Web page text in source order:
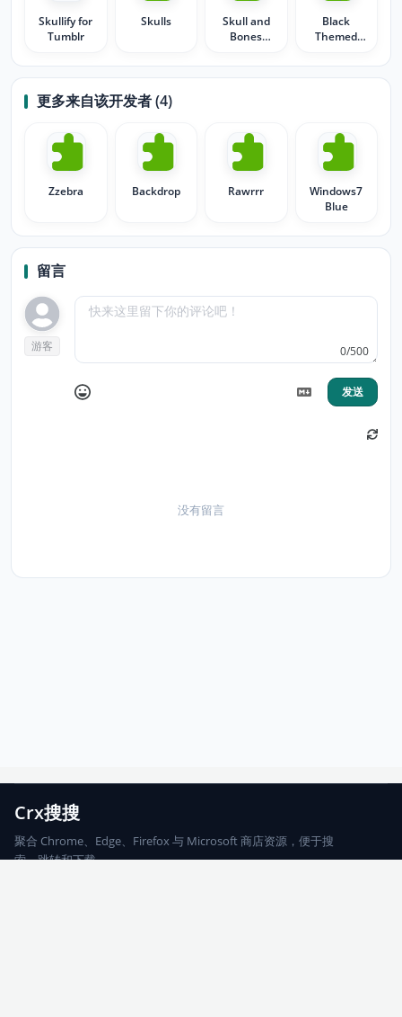
Skullify for
Tumblr
Skulls
Skull and
Bones
Black
Themed
更多来自该开发者 (4)
Zzebra Backdrop Rawrrr
Windows7
Blue
留言
游客 0/500
发送
没有留言
Crx搜搜
聚合 Chrome、Edge、Firefox 与 Microsoft 商店资源，便于搜
索、跳转和下载。